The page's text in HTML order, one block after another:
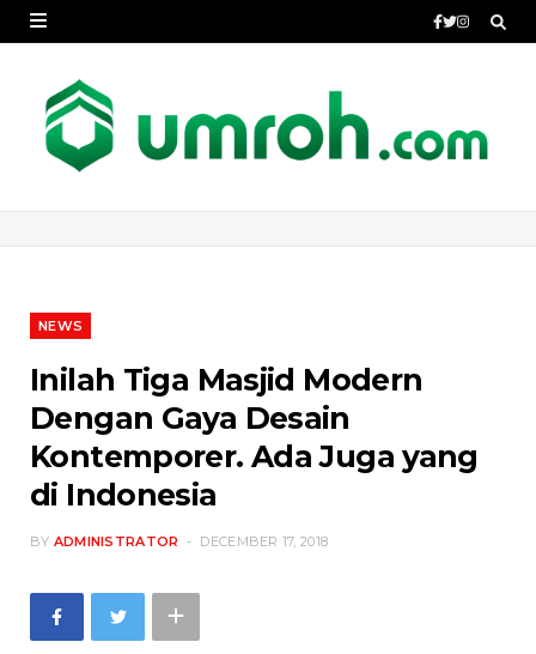
NEWS
Inilah Tiga Masjid Modern
Dengan Gaya Desain
Kontemporer. Ada Juga yang
di Indonesia
BY ADMINISTRATOR DECEMBER 17, 2018